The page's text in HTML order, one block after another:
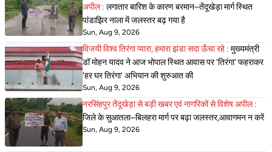
अपील : लगातार बारिश के कारण बरमान–तेंदूखेड़ा मार्ग स्थित
पांडाझिर नाला में जलस्तर बढ़ गया है
Sun, Aug 9, 2026
विजयी विश्व तिरंगा प्यारा, हमारा झंडा सदा ऊँचा रहे : मुख्यमंत्री
डॉ मोहन यादव ने आज भोपाल स्थित आवास पर 'तिरंगा' फहराकर
'हर घर तिरंगा' अभियान की शुरुआत की
Sun, Aug 9, 2026
नरसिंहपुर तेंदूखेड़ा से बड़ी खबर एवं नागरिकों से विशेष अपील :
जिले के सुआतला–बिलहरा मार्ग पर बढ़ा जलस्तर,आवागमन न करें
Sun, Aug 9, 2026